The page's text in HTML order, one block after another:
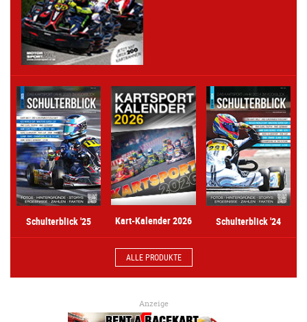
Schulterblick '25 Kart-Kalender 2026 Schulterblick '24
ALLE PRODUKTE
Anzeige